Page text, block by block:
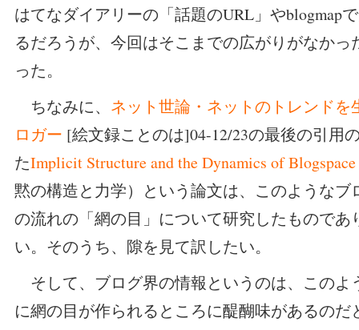
はてなダイアリーの「話題のURL」やblogmap
るだろうが、今回はそこまでの広がりがなかっ
った。
ちなみに、 ネット世論・ネットのトレンドを
ロガー [絵文録ことのは]04-12/23の最後の引用
たImplicit Structure and the Dynamics of Blogspace
黙の構造と力学）という論文は、このようなブ
の流れの「網の目」について研究したものであ
い。そのうち、隙を見て訳したい。
そして、ブログ界の情報というのは、このよ
に網の目が作られるところに醍醐味があるのだ